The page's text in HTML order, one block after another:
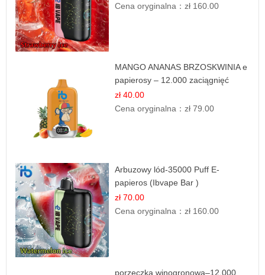
Cena oryginalna：zł 160.00
MANGO ANANAS BRZOSKWINIA e
papierosy – 12.000 zaciągnięć
zł 40.00
Cena oryginalna：zł 79.00
Arbuzowy lód-35000 Puff E-
papieros (Ibvape Bar )
zł 70.00
Cena oryginalna：zł 160.00
porzeczka winogronowa–12.000